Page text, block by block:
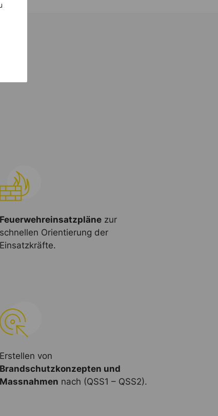
Feuerwehreinsatzpläne zur
schnellen Orientierung der
Einsatzkräfte.
Erstellen von
Brandschutzkonzepten und
Massnahmen nach (QSS1 – QSS2).